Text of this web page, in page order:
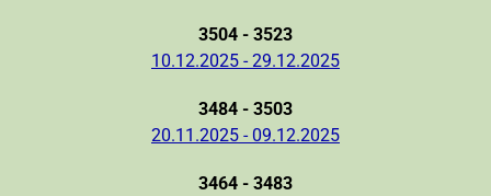
3504 - 3523
10.12.2025 - 29.12.2025
3484 - 3503
20.11.2025 - 09.12.2025
3464 - 3483